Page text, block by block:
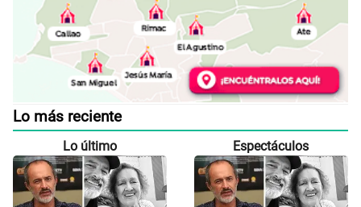
Lo más reciente
Lo último Espectáculos